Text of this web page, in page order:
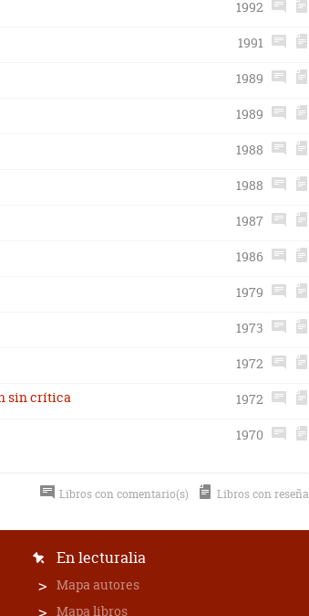
1992
1991
1989
1989
1988
1988
1987
1986
1979
1973
1972
sin crítica
1972
1970
Libros con comentario(s) Libros con reseña
En lecturalia
Mapa autores
Mapa libros